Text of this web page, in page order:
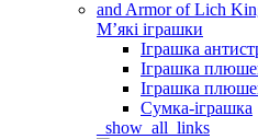
Мʼякі іграшки
Іграшка
Іграшка
Іграшка
Сумка-іграшка
_show_all_links